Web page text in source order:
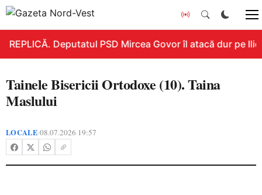
REPLICĂ. Deputatul PSD Mircea Govor îl atacă dur pe
Tainele Bisericii Ortodoxe (10). Taina
Maslului
LOCALE•08.07.2026 19:57